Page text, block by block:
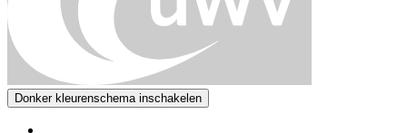
Donker kleurenschema inschakelen